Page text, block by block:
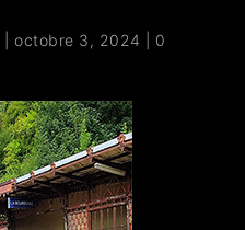
|octobre 3, 2024
0